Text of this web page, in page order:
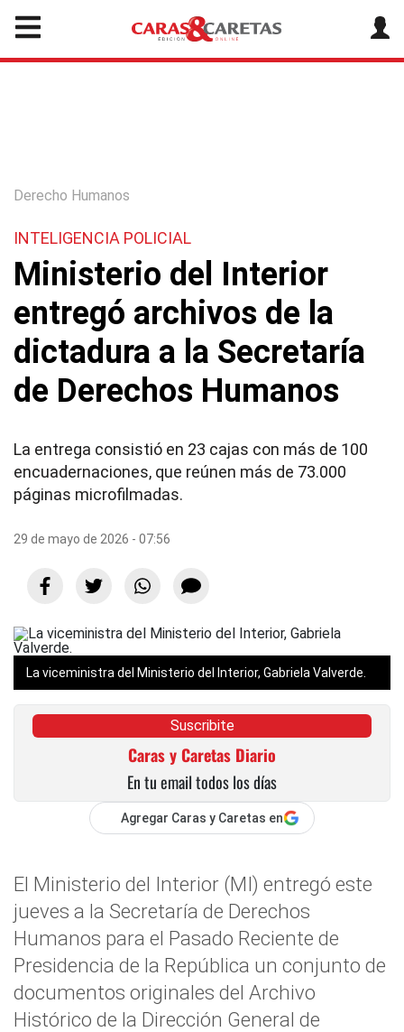
Derecho Humanos
INTELIGENCIA POLICIAL
Ministerio del Interior
entregó archivos de la
dictadura a la Secretaría
de Derechos Humanos
La entrega consistió en 23 cajas con más de 100
encuadernaciones, que reúnen más de 73.000
páginas microfilmadas.
29 de mayo de 2026 - 07:56
La viceministra del Ministerio del Interior, Gabriela Valverde.
Suscribite
Caras y Caretas Diario
En tu email todos los días
Agregar Caras y Caretas en
El Ministerio del Interior (MI) entregó este
jueves a la Secretaría de Derechos
Humanos para el Pasado Reciente de
Presidencia de la República un conjunto de
documentos originales del Archivo
Histórico de la Dirección General de